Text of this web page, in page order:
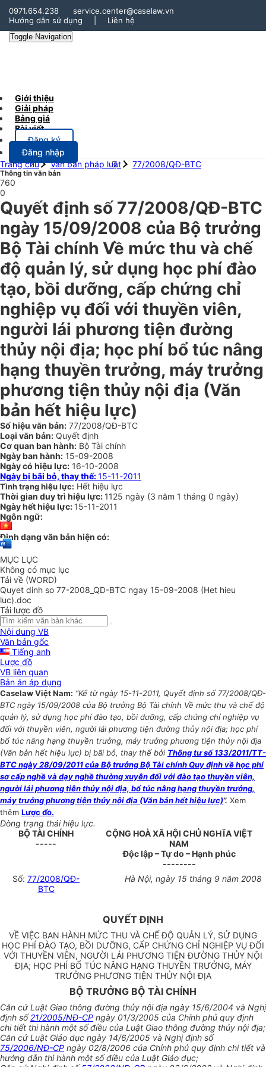
0971.654.238
service.center@caselaw.vn
Hướng dẫn sử dụng
Liên hệ
Toggle Navigation
Giới thiệu
Giải pháp
Bảng giá
Bài viết
Đăng ký
Đăng nhập
Trang chủ
Văn bản pháp luật 77/2008/QĐ-BTC
Thông tin văn bản
760
0
Quyết định số 77/2008/QĐ-BTC
ngày 15/09/2008 của Bộ trưởng
Bộ Tài chính Về mức thu và chế
độ quản lý, sử dụng học phí đào
tạo, bồi dưỡng, cấp chứng chỉ
nghiệp vụ đối với thuyền viên,
người lái phương tiện đường
thủy nội địa; học phí bổ túc nâng
hạng thuyền trưởng, máy trưởng
phương tiện thủy nội địa (Văn
bản hết hiệu lực)
Số hiệu văn bản: 77/2008/QĐ-BTC
Loại văn bản: Quyết định
Cơ quan ban hành: Bộ Tài chính
Ngày ban hành: 15-09-2008
Ngày có hiệu lực: 16-10-2008
Ngày bị bãi bỏ, thay thế:15-11-2011
Tình trạng hiệu lực: Hết hiệu lực
Thời gian duy trì hiệu lực: 1125 ngày (3 năm 1 tháng 0 ngày)
Ngày hết hiệu lực: 15-11-2011
Ngôn ngữ:
Định dạng văn bản hiện có:
MỤC LỤC
Không có mục lục
Tải về (WORD)
Quyet dinh so 77-2008_QD-BTC ngay 15-09-2008 (Het hieu
luc).doc
Tải lược đồ
Nội dung VB
Văn bản gốc
Tiếng anh
Lược đồ
VB liên quan
Bản án áp dụng
Caselaw Việt Nam: “Kể từ ngày 15-11-2011, Quyết định số 77/2008/QĐ-
BTC ngày 15/09/2008 của Bộ trưởng Bộ Tài chính Về mức thu và chế độ
quản lý, sử dụng học phí đào tạo, bồi dưỡng, cấp chứng chỉ nghiệp vụ
đối với thuyền viên, người lái phương tiện đường thủy nội địa; học phí
bổ túc nâng hạng thuyền trưởng, máy trưởng phương tiện thủy nội địa
(Văn bản hết hiệu lực) bị bãi bỏ, thay thế bởi Thông tư số 133/2011/TT-
BTC ngày 28/09/2011 của Bộ trưởng Bộ Tài chính Quy định về học phí
sơ cấp nghề và dạy nghề thường xuyên đối với đào tạo thuyền viên,
người lái phương tiện thủy nội địa, bổ túc nâng hạng thuyền trưởng,
máy trưởng phương tiện thủy nội địa (Văn bản hết hiệu lực)”. Xem
thêm Lược đồ.
Dòng trạng thái hiệu lực.
BỘ TÀI CHÍNH
-----
CỘNG HOÀ XÃ HỘI CHỦ NGHĨA VIỆT
NAM
Độc lập – Tự do – Hạnh phúc
--------
Số: 77/2008/QĐ-
BTC
Hà Nội, ngày 15 tháng 9 năm 2008
QUYẾT ĐỊNH
VỀ VIỆC BAN HÀNH MỨC THU VÀ CHẾ ĐỘ QUẢN LÝ, SỬ DỤNG
HỌC PHÍ ĐÀO TẠO, BỒI DƯỠNG, CẤP CHỨNG CHỈ NGHIỆP VỤ ĐỐI
VỚI THUYỀN VIÊN, NGƯỜI LÁI PHƯƠNG TIỆN ĐƯỜNG THỦY NỘI
ĐỊA; HỌC PHÍ BỔ TÚC NÂNG HẠNG THUYỀN TRƯỞNG, MÁY
TRƯỞNG PHƯƠNG TIỆN THỦY NỘI ĐỊA
BỘ TRƯỞNG BỘ TÀI CHÍNH
Căn cứ Luật Giao thông đường thủy nội địa ngày 15/6/2004 và Nghị
định số21/2005/NĐ-CP ngày 01/3/2005 của Chính phủ quy định
chi tiết thi hành một số điều của Luật Giao thông đường thủy nội địa;
Căn cứ Luật Giáo dục ngày 14/6/2005 và Nghị định số
75/2006/NĐ-CP ngày 02/8/2006 của Chính phủ quy định chi tiết và
hướng dẫn thi hành một số điều của Luật Giáo dục;